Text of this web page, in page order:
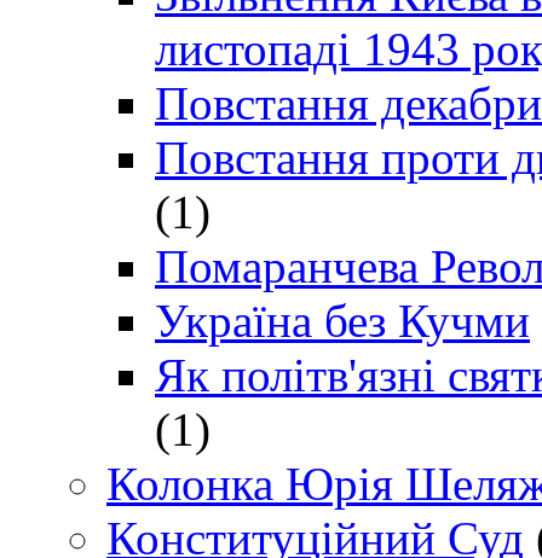
листопаді 1943
Повстання
Повстання проти
(1)
Помаранчева
Україна без Кучми
Як політв'язні
(1)
Колонка Юрія
Конституційний Суд